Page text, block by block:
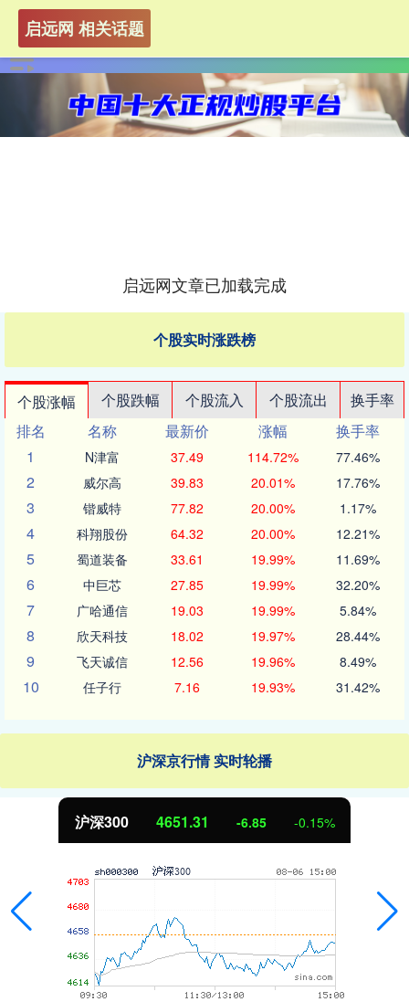
启远网 相关话题
启远网文章已加载完成
个股实时涨跌榜
个股涨幅 个股跌幅 个股流入 个股流出
换手率
排名
名称 最新价 涨幅
换手率
1
N津富 37.49 114.72% 77.46%
2 威尔高 39.83 20.01% 17.76%
3 锴威特 77.82 20.00% 1.17%
4 科翔股份 64.32 20.00% 12.21%
5 蜀道装备 33.61 19.99% 11.69%
6 中巨芯 27.85 19.99% 32.20%
7 广哈通信 19.03 19.99% 5.84%
8 欣天科技 18.02 19.97% 28.44%
9 飞天诚信 12.56 19.96% 8.49%
10 任子行 7.16 19.93% 31.42%
沪深京行情 实时轮播
沪深300 4651.31 -6.85 -0.15%